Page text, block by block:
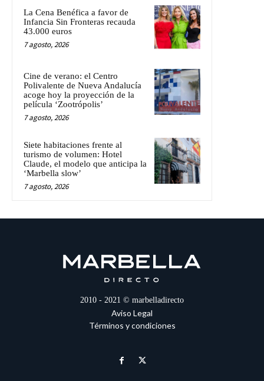
La Cena Benéfica a favor de
Infancia Sin Fronteras recauda
43.000 euros
7 agosto, 2026
Cine de verano: el Centro
Polivalente de Nueva Andalucía
acoge hoy la proyección de la
película ‘Zootrópolis’
7 agosto, 2026
Siete habitaciones frente al
turismo de volumen: Hotel
Claude, el modelo que anticipa la
‘Marbella slow’
7 agosto, 2026
2010 - 2021 © marbelladirecto
Aviso Legal
Términos y condiciones